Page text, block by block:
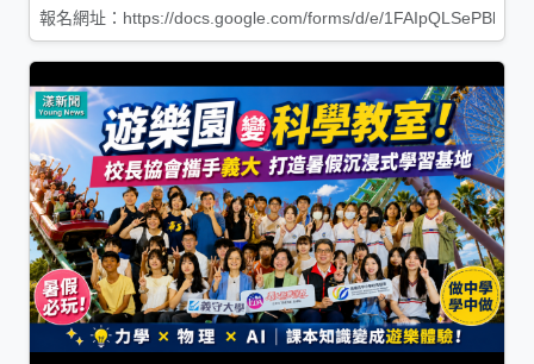
報名網址：https://docs.google.com/forms/d/e/